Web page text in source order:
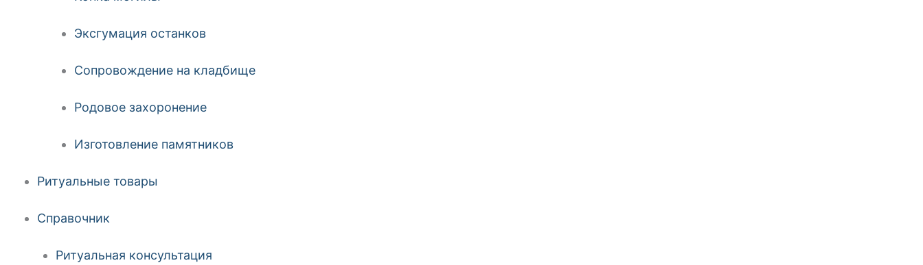
Эксгумация останков
Сопровождение на кладбище
Родовое захоронение
Изготовление памятников
Ритуальные товары
Справочник
Ритуальная консультация